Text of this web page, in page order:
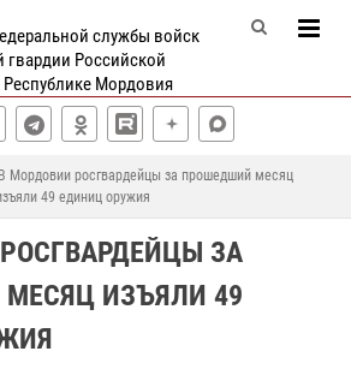
службы войск
гвардии Российской
Мордовия
В Мордовии росгвардейцы за прошедший месяц
49 единиц оружия
ЗА
ИЗЪЯЛИ 49